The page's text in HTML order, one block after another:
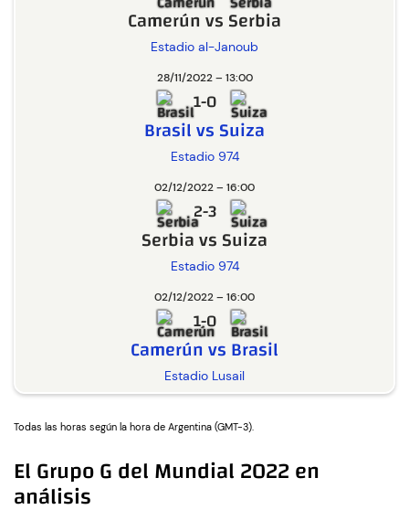
Estadio al-Janoub
Camerún vs Serbia
28/11/2022 – 13:00
Estadio 974
1-0
Brasil vs Suiza
02/12/2022 – 16:00
Estadio 974
2-3
Serbia vs Suiza
02/12/2022 – 16:00
Estadio Lusail
1-0
Camerún vs Brasil
Todas las horas según la hora de Argentina (GMT-3).
El Grupo G del Mundial 2022 en
análisis